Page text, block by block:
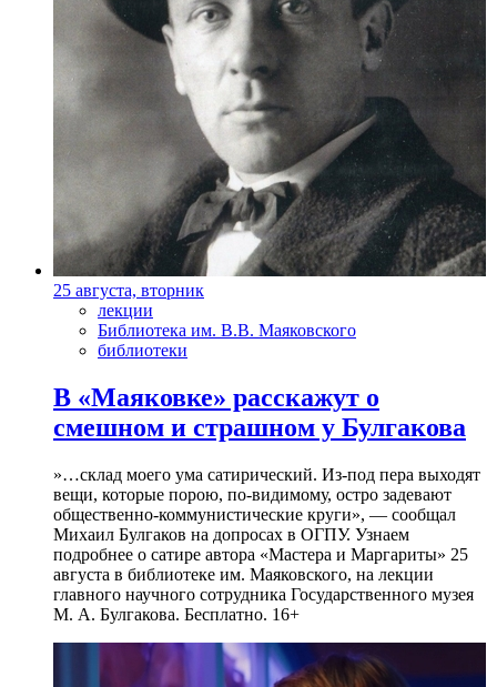
25 августа, вторник
лекции
Библиотека им. В.В. Маяковского
библиотеки
В «Маяковке» расскажут о
смешном и страшном у Булгакова
»…склад моего ума сатирический. Из-под пера выходят
вещи, которые порою, по-видимому, остро задевают
общественно-коммунистические круги», — сообщал
Михаил Булгаков на допросах в ОГПУ. Узнаем
подробнее о сатире автора «Мастера и Маргариты» 25
августа в библиотеке им. Маяковского, на лекции
главного научного сотрудника Государственного музея
М. А. Булгакова. Бесплатно. 16+